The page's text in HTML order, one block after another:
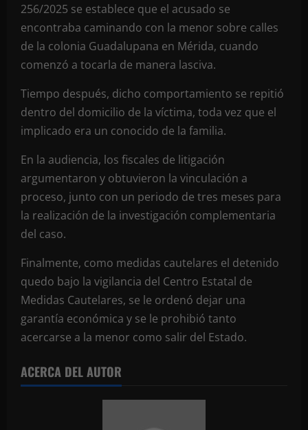
256/2025 se establece que el acusado se
encontraba caminando con la menor sobre calles
de la colonia Guadalupana en Mérida, cuando
comenzó a tocarla de manera lasciva.
Tiempo después, dicho comportamiento se repitió
dentro del domicilio de la víctima, toda vez que el
implicado era un conocido de la familia.
En la audiencia, los fiscales de litigación
argumentaron y obtuvieron la vinculación a
proceso, junto con un periodo de tres meses para
la realización de la investigación complementaria
del caso.
Finalmente, como medidas cautelares el detenido
quedo bajo la vigilancia del Centro Estatal de
Medidas Cautelares, se le ordenó dejar una
garantía económica y se le prohibió tanto
acercarse a la menor como salir del Estado.
ACERCA DEL AUTOR